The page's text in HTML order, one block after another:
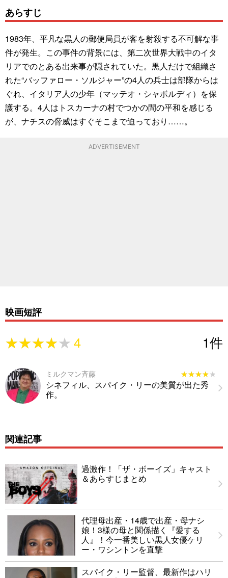
あらすじ
1983年、平凡な黒人の郵便局員が客を射殺する不可解な事
件が発生。この事件の背景には、第二次世界大戦中のイタ
リアでのとある出来事が隠されていた。黒人だけで組織さ
れた“バッファロー・ソルジャー”の4人の兵士は部隊からは
ぐれ、イタリア人の少年（マッテオ・シャボルディ）を保
護する。4人はトスカーナの村でつかの間の平和を感じる
が、ナチスの脅威はすぐそこまで迫っており……。
ADVERTISEMENT
映画短評
★★★★★
★★★★★4 1件
ミルクマン斉藤 ★★★★★
★★★★★
シネフィル、スパイク・リーの美質が出た秀
作。
関連記事
過激作！「ザ・ボーイズ」キャスト
＆あらすじまとめ
代理母出産・14歳で出産・母ナシ
娘！3様の母と関係描く『愛する
人』！今一番美しい黒人女優ケリ
ー・ワシントンを直撃
スパイク・リー監督、最新作はハリ